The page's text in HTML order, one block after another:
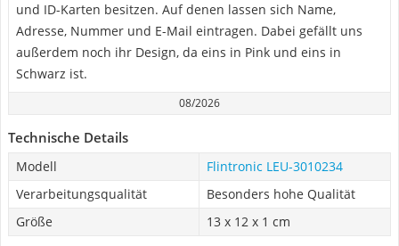
und ID-Karten besitzen. Auf denen lassen sich Name,
Adresse, Nummer und E-Mail eintragen. Dabei gefällt uns
außerdem noch ihr Design, da eins in Pink und eins in
Schwarz ist.
08/2026
Technische Details
Modell
Flintronic LEU-3010234
Verarbeitungsqualität
Besonders hohe Qualität
Größe
13 x 12 x 1 cm